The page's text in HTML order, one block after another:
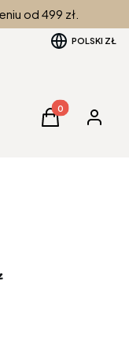
od 499 zł.
POLSKI ZŁ
Produkty w
Koszyk Zaloguj